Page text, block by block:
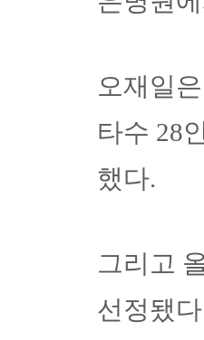
오재일
타수 28
했다.
그리고
선정됐